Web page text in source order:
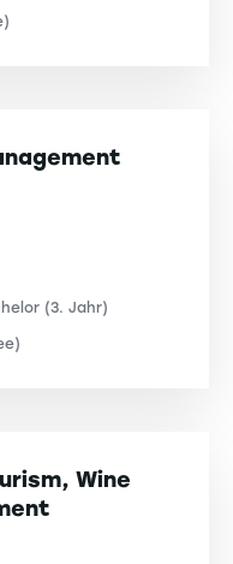
(3. Jahr)
Wine